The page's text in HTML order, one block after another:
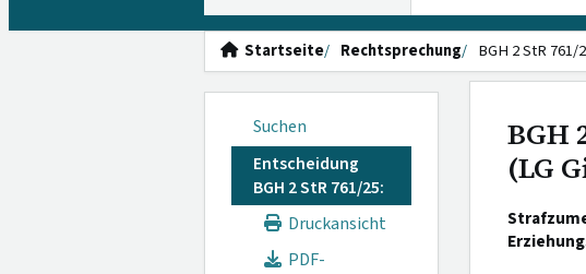
Startseite Rechtsprechung BGH 2 StR 761/
Suchen
Entscheidung
BGH 2 StR 761/25:
Druckansicht
PDF-
BGH
(LG